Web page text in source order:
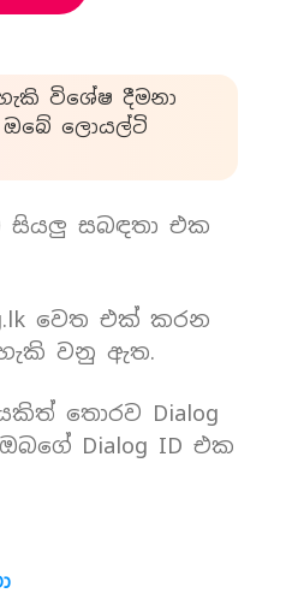
විශේෂ දීමනා
ලොයල්ටි
සබඳතා එක
වෙත එක් කරන
හැකි වනු ඇත.
තොරව Dialog
Dialog ID එක